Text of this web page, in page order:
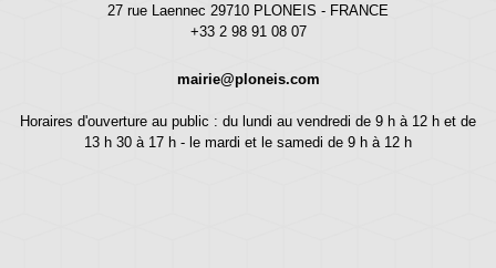
27 rue Laennec 29710 PLONEIS - FRANCE
+33 2 98 91 08 07
mairie@ploneis.com
Horaires d'ouverture au public : du lundi au vendredi de 9 h à 12 h et de
13 h 30 à 17 h - le mardi et le samedi de 9 h à 12 h